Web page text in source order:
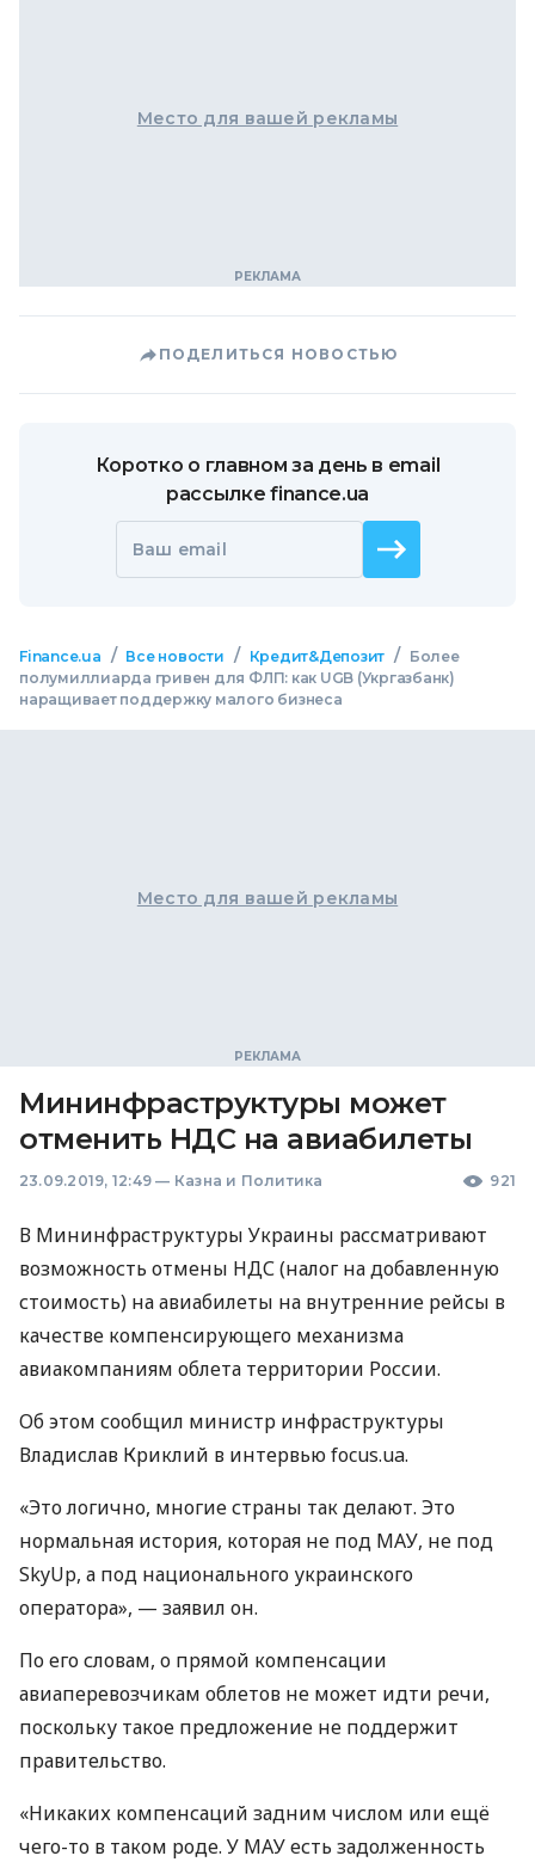
Место для вашей рекламы
ПОДЕЛИТЬСЯ НОВОСТЬЮ
Коротко о главном за день в email
рассылке finance.ua
Ваш email
Finance.ua / Все новости / Кредит&Депозит /
Более
полумиллиарда гривен для ФЛП: как UGB (Укргазбанк)
наращивает поддержку малого бизнеса
Место для вашей рекламы
Мининфраструктуры может
отменить НДС на авиабилеты
23.09.2019, 12:49 — Казна и Политика 921
В Мининфраструктуры Украины рассматривают
возможность отмены НДС(налог на добавленную
стоимость) на авиабилеты на внутренние рейсы в
качестве компенсирующего механизма
авиакомпаниям облета территории России.
Об этом сообщил министр инфраструктуры
Владислав Криклий в интервью focus.ua.
«Это логично, многие страны так делают. Это
нормальная история, которая не под МАУ, не под
SkyUp, а под национального украинского
оператора», — заявил он.
По его словам, о прямой компенсации
авиаперевозчикам облетов не может идти речи,
поскольку такое предложение не поддержит
правительство.
«Никаких компенсаций задним числом или ещё
чего-то в таком роде. У МАУесть задолженность